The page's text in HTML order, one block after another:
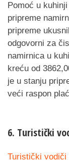
Pomoć u
pripreme
pripreme
odgovorni za
namirnica u
kreću od
je u stanju
veći raspon
6. Turistički
Turistički vodiči